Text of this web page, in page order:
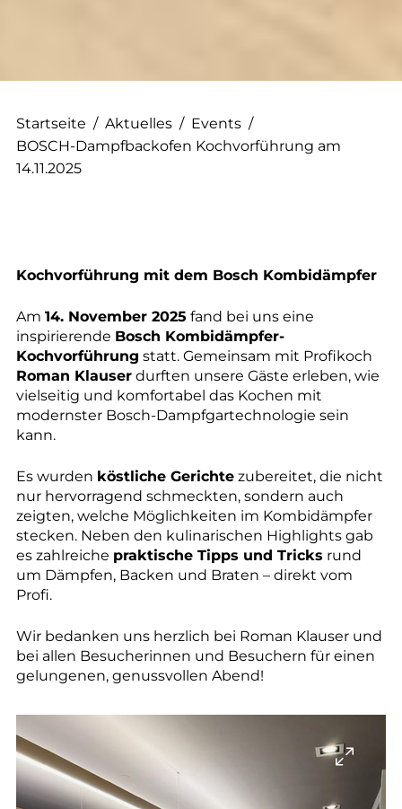
Startseite / Aktuelles / Events /
BOSCH-Dampfbackofen Kochvorführung am
14.11.2025
Kochvorführung mit dem Bosch Kombidämpfer
Am 14. November 2025 fand bei uns eine
inspirierende Bosch Kombidämpfer-
Kochvorführung statt. Gemeinsam mit Profikoch
Roman Klauser durften unsere Gäste erleben, wie
vielseitig und komfortabel das Kochen mit
modernster Bosch-Dampfgartechnologie sein
kann.
Es wurden köstliche Gerichte zubereitet, die nicht
nur hervorragend schmeckten, sondern auch
zeigten, welche Möglichkeiten im Kombidämpfer
stecken. Neben den kulinarischen Highlights gab
es zahlreiche praktische Tipps und Tricks rund
um Dämpfen, Backen und Braten – direkt vom
Profi.
Wir bedanken uns herzlich bei Roman Klauser und
bei allen Besucherinnen und Besuchern für einen
gelungenen, genussvollen Abend!